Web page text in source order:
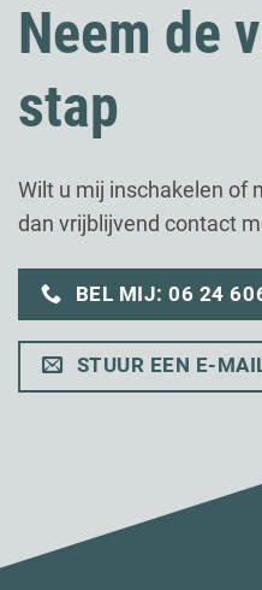
Neem de
stap
Wilt u mij inschakelen of
dan vrijblijvend contact
BEL MIJ: 06 24
STUUR EEN E-